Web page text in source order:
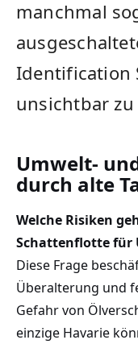
manchmal
Identification
unsichtbar zu
Umwelt-
durch alte
Welche Risiken
Schattenflotte für
Diese Frage
Überalterung und
Gefahr von
einzige Havarie